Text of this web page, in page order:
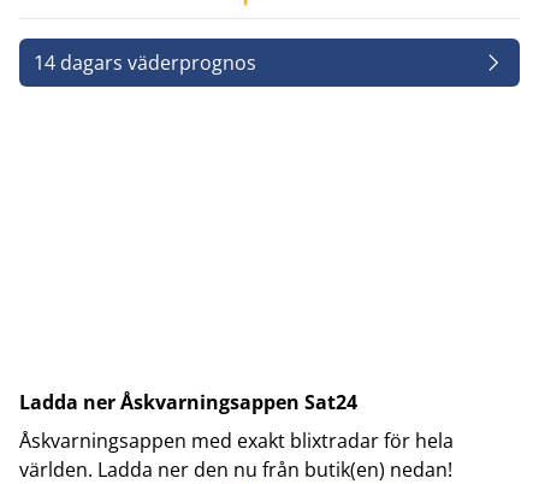
14 dagars väderprognos
Ladda ner Åskvarningsappen Sat24
Åskvarningsappen med exakt blixtradar för hela
världen. Ladda ner den nu från butik(en) nedan!